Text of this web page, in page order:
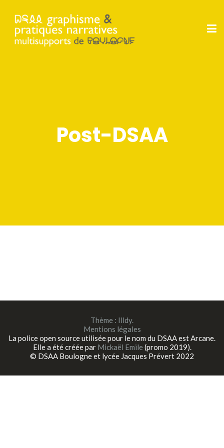
Post-DSAA
Thème : Illdy.
Mentions légales
La police open source utilisée pour le nom du DSAA est Arcane.
Elle a été créée par Mickaël Emile (promo 2019).
© DSAA Boulogne et lycée Jacques Prévert 2022